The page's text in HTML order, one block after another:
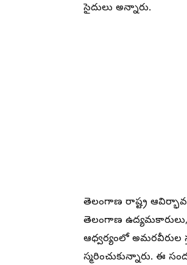
సైదులు అన్నారు.
తెలంగాణ రాష్ట్ర
తెలంగాణ
ఆధ్వర్యంలో అమరవీరుల
స్మరించుకున్నారు. ఈ